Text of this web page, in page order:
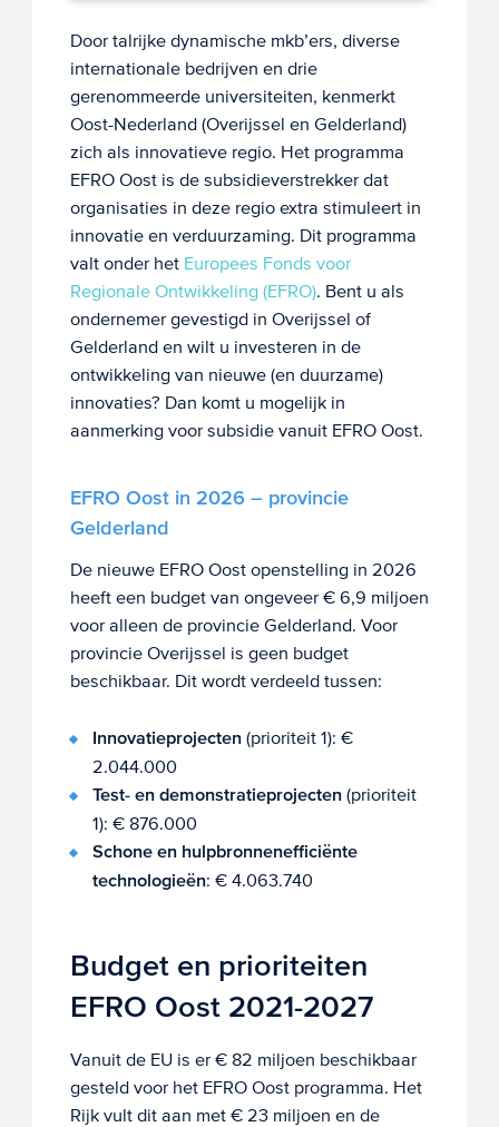
Door talrijke dynamische mkb’ers, diverse
internationale bedrijven en drie
gerenommeerde universiteiten, kenmerkt
Oost-Nederland (Overijssel en Gelderland)
zich als innovatieve regio. Het programma
EFRO Oost is de subsidieverstrekker dat
organisaties in deze regio extra stimuleert in
innovatie en verduurzaming. Dit programma
valt onder het Europees Fonds voor
Regionale Ontwikkeling (EFRO). Bent u als
ondernemer gevestigd in Overijssel of
Gelderland en wilt u investeren in de
ontwikkeling van nieuwe (en duurzame)
innovaties? Dan komt u mogelijk in
aanmerking voor subsidie vanuit EFRO Oost.
EFRO Oost in 2026 – provincie
Gelderland
De nieuwe EFRO Oost openstelling in 2026
heeft een budget van ongeveer € 6,9 miljoen
voor alleen de provincie Gelderland. Voor
provincie Overijssel is geen budget
beschikbaar. Dit wordt verdeeld tussen:
Innovatieprojecten(prioriteit 1): €
2.044.000
Test- en demonstratieprojecten(prioriteit
1): € 876.000
Schone en hulpbronnenefficiënte
technologieën: € 4.063.740
Budget en prioriteiten
EFRO Oost 2021-2027
Vanuit de EU is er € 82 miljoen beschikbaar
gesteld voor het EFRO Oost programma. Het
Rijk vult dit aan met € 23 miljoen en de